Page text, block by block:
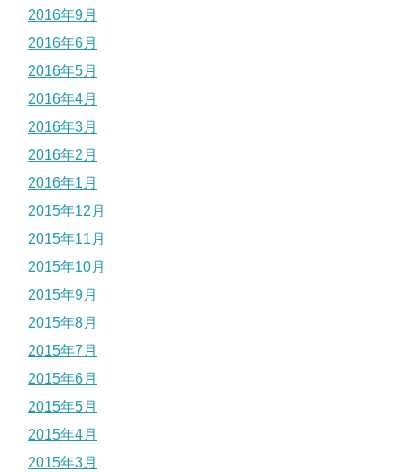
2016年9月
2016年6月
2016年5月
2016年4月
2016年3月
2016年2月
2016年1月
2015年12月
2015年11月
2015年10月
2015年9月
2015年8月
2015年7月
2015年6月
2015年5月
2015年4月
2015年3月